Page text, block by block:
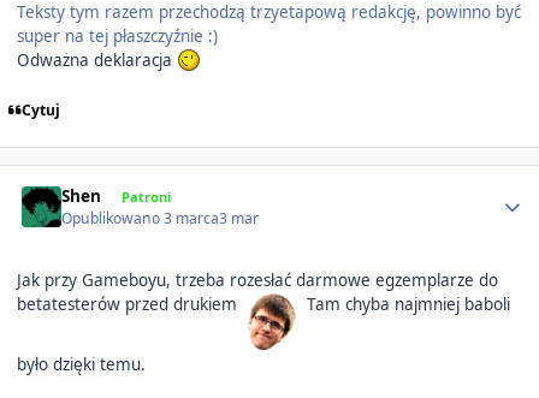
Teksty tym razem przechodzą trzyetapową redakcję, powinno być
super na tej płaszczyźnie :)
Odważna deklaracja
Cytuj
Shen Patroni
Opublikowano3 marca3 mar
Jak przy Gameboyu, trzeba rozesłać darmowe egzemplarze do
betatesterów przed drukiem
Tam chyba najmniej baboli
było dzięki temu.